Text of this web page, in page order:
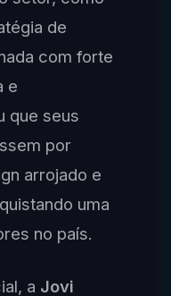
de
com forte
e
que seus
por
arrojado e
uma
no país.
a Jovi